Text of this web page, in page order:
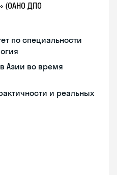
(ОАНО ДПО
по специальности
Азии во время
и реальных